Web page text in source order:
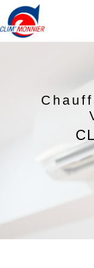
Panneau de gestion